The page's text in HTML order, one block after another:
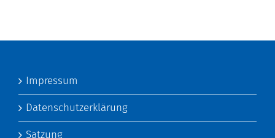
Impressum
Datenschutzerklärung
Satzung